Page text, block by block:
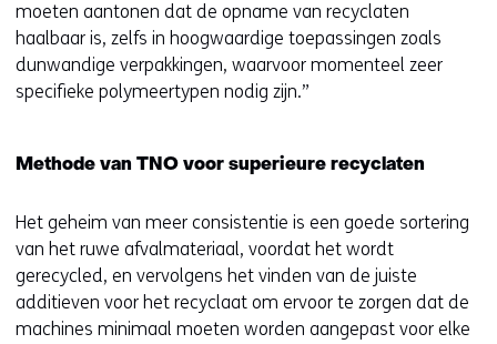
moeten aantonen dat de opname van recyclaten
haalbaar is, zelfs in hoogwaardige toepassingen zoals
dunwandige verpakkingen, waarvoor momenteel zeer
specifieke polymeertypen nodig zijn.”
Methode van TNO voor superieure recyclaten
Het geheim van meer consistentie is een goede sortering
van het ruwe afvalmateriaal, voordat het wordt
gerecycled, en vervolgens het vinden van de juiste
additieven voor het recyclaat om ervoor te zorgen dat de
machines minimaal moeten worden aangepast voor elke